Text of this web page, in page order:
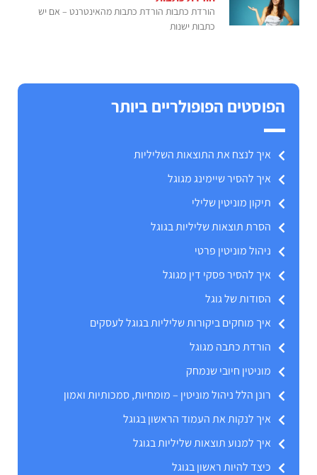
הורדת כתבות הורדת כתבות מהאינטרנט – אם יש
כתבות ישנות
הפוסטים הפופולריים ביותר
איך לנצח את התוצאות השליליות
איך להסיר שיימינג מגוגל
תיקון מוניטין שלילי
הסרת תוצאות שליליות בגוגל
ניהול מוניטין פרטי
איך להסיר פסקי דין מגוגל
הסודות של גוגל
איך מוחקים ביקורות שליליות בגוגל לעסקים
הורדת כתבה מגוגל
מוניטין חיובי שנמחק
רונן הלל ניהול מוניטין – מומחיות, סמכותיות ואמון
איך לנקות את העמוד הראשון בגוגל
איך למנוע תוצאות שליליות בגוגל
כיצד להיות ראשון בגוגל